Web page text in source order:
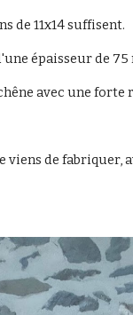
de 11x14 suffisent.
épaisseur de 75
avec une forte
viens de fabriquer,